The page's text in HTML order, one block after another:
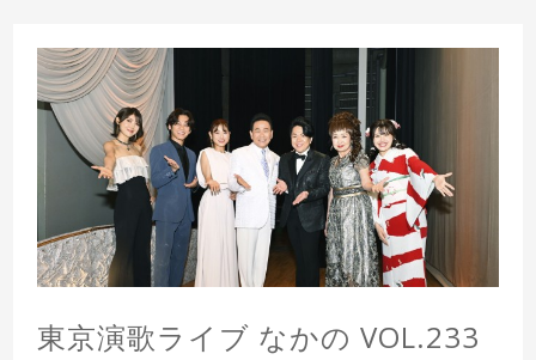
東京演歌ライブ なかの VOL.233